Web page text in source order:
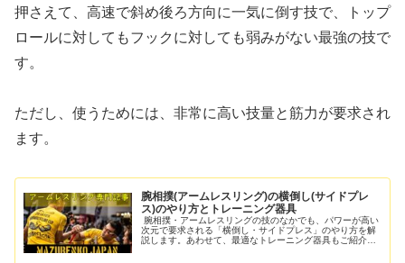
押さえて、高速で斜め後ろ方向に一気に倒す技で、トップ
ロールに対してもフックに対しても弱みがない最強の技で
す。
ただし、使うためには、非常に高い技量と筋力が要求され
ます。
腕相撲(アームレスリング)の横倒し(サイドプレ
ス)のやり方とトレーニング器具
次元で要求される「横倒し・サイドプレス」のやり方を解
説します。あわせて、最適なトレーニング器具もご紹介し